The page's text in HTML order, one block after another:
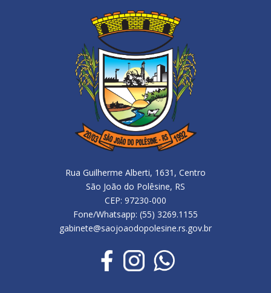
Rua Guilherme Alberti, 1631, Centro
São João do Polêsine, RS
CEP: 97230-000
Fone/Whatsapp: (55) 3269.1155
gabinete@saojoaodopolesine.rs.gov.br